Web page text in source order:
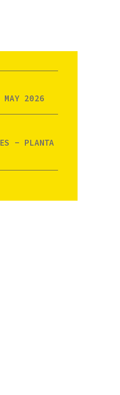
2026
- PLANTA